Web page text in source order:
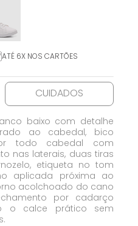
ATÉ 6X NOS CARTÕES
CUIDADOS
baixo com detalhe
ao cabedal, bico
todo cabedal com
nas laterais, duas tiras
etiqueta no tom
aplicada próxima ao
acolchoado do cano
por cadarço
o calce prático sem